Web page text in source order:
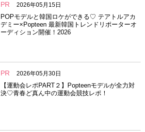
PR 2026年05月15日
POPモデルと韓国ロケができる♡ テアトルアカ
デミー×Popteen 最新韓国トレンドリポーターオ
ーディション開催！2026
PR 2026年05月30日
【運動会レポPART２】Popteenモデルが全力対
決♡青春ど真ん中の運動会競技レポ！